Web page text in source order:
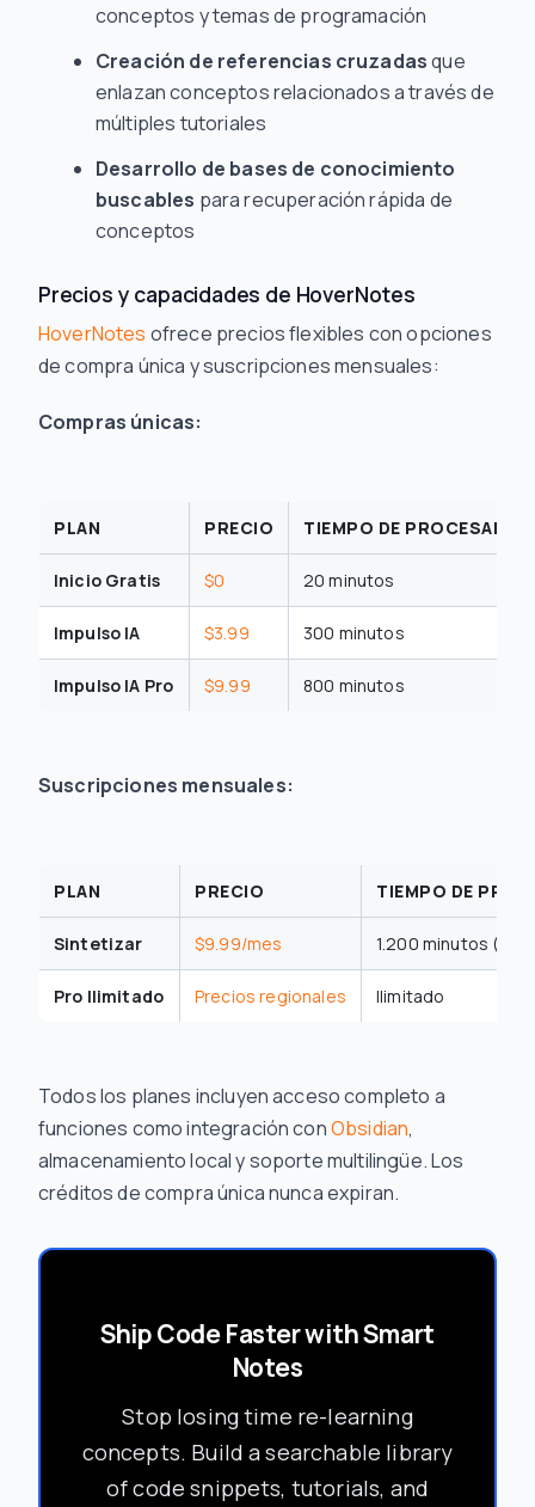
conceptos y temas de programación
Creación de referencias cruzadasque
enlazan conceptos relacionados a través de
múltiples tutoriales
Desarrollo de bases de conocimiento
buscables para recuperación rápida de
conceptos
Precios y capacidades de HoverNotes
HoverNotes ofrece precios flexibles con opciones
de compra única y suscripciones mensuales:
Compras únicas:
PLAN PRECIO TIEMPO DE
Inicio Gratis $0 20 minutos
Impulso IA $3.99 300 minutos
Impulso IA Pro $9.99 800 minutos
Suscripciones mensuales:
PLAN PRECIO TIEMPO DE
Sintetizar $9.99/mes 1.200 minutos (20
Pro Ilimitado Precios regionales Ilimitado
Todos los planes incluyen acceso completo a
funciones como integración conObsidian,
almacenamiento local y soporte multilingüe. Los
créditos de compra única nunca expiran.
Ship Code Faster with Smart
Notes
Stop losing time re-learning
concepts. Build a searchable library
of code snippets, tutorials, and